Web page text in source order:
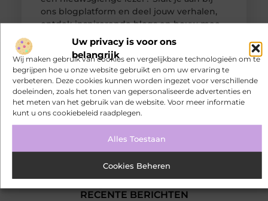
Uw privacy is voor ons
belangrijk
Wij maken gebruik van cookies en vergelijkbare technologieën om te
begrijpen hoe u onze website gebruikt en om uw ervaring te
verbeteren. Deze cookies kunnen worden ingezet voor verschillende
doeleinden, zoals het tonen van gepersonaliseerde advertenties en
het meten van het gebruik van de website. Voor meer informatie
kunt u ons cookiebeleid raadplegen.
Alles Toestaan
Cookies Beheren
POPULAIRE ONDERWERPEN
RECENTE BERICHTEN
ons blogplatform en deel jouw verhalen,
ontdek inspirerende blogs en bouw mee
aan een levendige community. Registreer
vandaag nog en begin met bloggen.
Registreer nu!